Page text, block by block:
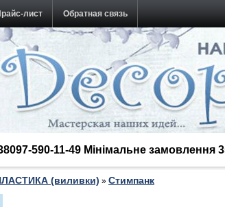
лист Обратная связь
590-11-49 Мінімальне
(виливки) » Стимпанк